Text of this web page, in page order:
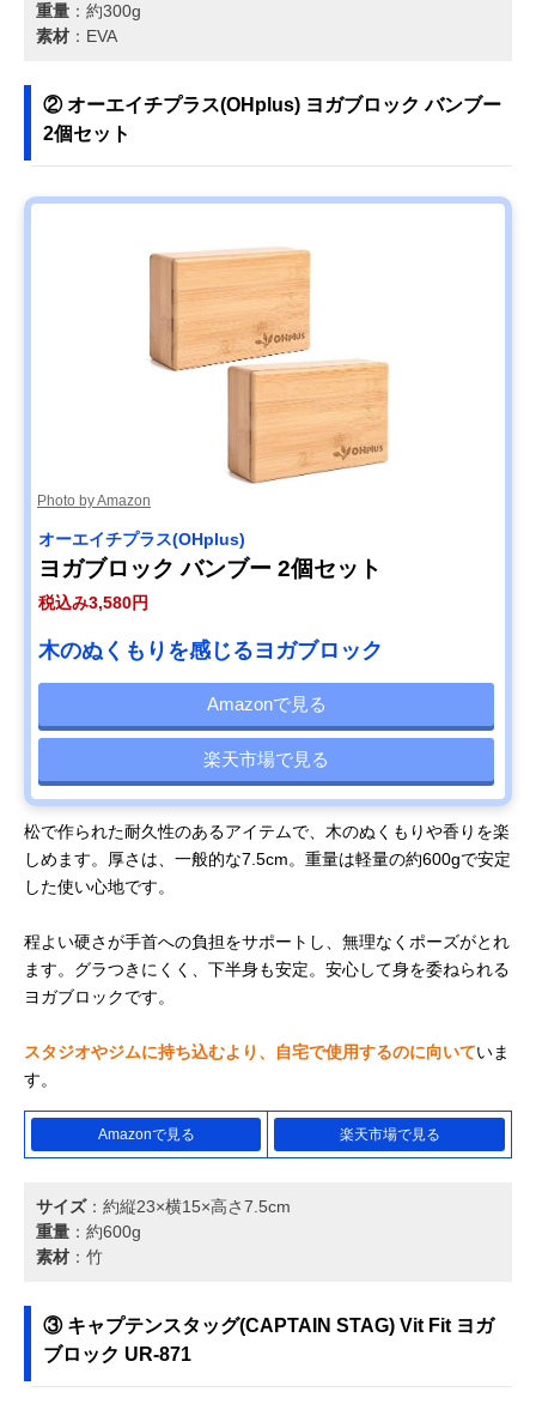
重量 ：約300g
素材 ：EVA
② オーエイチプラス(OHplus) ヨガブロック バンブー
2個セット
Photo by Amazon
オーエイチプラス(OHplus)
ヨガブロック バンブー 2個セット
税込み3,580円
木のぬくもりを感じるヨガブロック
Amazonで見る
楽天市場で見る
松で作られた耐久性のあるアイテムで、木のぬくもりや香りを楽
しめます。厚さは、一般的な7.5cm。重量は軽量の約600gで安定
した使い心地です。
程よい硬さが手首への負担をサポートし、無理なくポーズがとれ
ます。グラつきにくく、下半身も安定。安心して身を委ねられる
ヨガブロックです。
スタジオやジムに持ち込むより、自宅で使用するのに向いていま
す。
Amazonで見る 楽天市場で見る
サイズ：約縦23×横15×高さ7.5cm
重量 ：約600g
素材 ：竹
③ キャプテンスタッグ(CAPTAIN STAG) Vit Fit ヨガ
ブロック UR-871